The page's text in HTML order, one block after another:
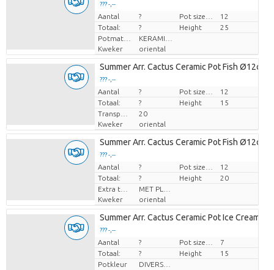
??? -,--
Prijs per stuk
Aantal ?
12
Totaal:
? Height
25
Potmateriaal
Kweker
oriental
Summer Arr. Cactus Ceramic Pot Fish Ø12cm
??? -,--
Prijs per stuk
Aantal ?
12
Totaal:
? Height
15
20
Kweker
oriental
Summer Arr. Cactus Ceramic Pot Fish Ø12cm
??? -,--
Prijs per stuk
Aantal ?
12
Totaal:
? Height
20
Extra toevoegingen
Kweker
oriental
Summer Arr. Cactus Ceramic Pot Ice Cream
??? -,--
Prijs per stuk
Aantal ?
7
Totaal:
? Height
15
Potkleur
DIVERSE KLEUREN